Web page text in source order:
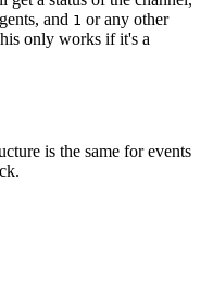
and 1 or any other
only works if it's a
is the same for events